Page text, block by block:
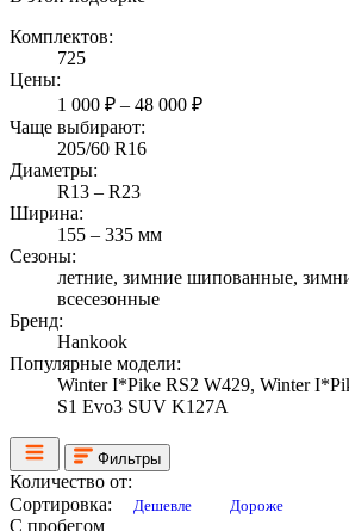
Комплектов:
725
Цены:
1 000 ₽ – 48 000 ₽
Чаще выбирают:
205/60 R16
Диаметры:
R13 – R23
Ширина:
155 – 335 мм
Сезоны:
летние, зимние шипованные,
всесезонные
Бренд:
Hankook
Популярные модели:
Winter I*Pike RS2 W429, Winter
S1 Evo3 SUV K127A
Фильтры
Количество от:
Сортировка:
Дешевле Дороже
С пробегом